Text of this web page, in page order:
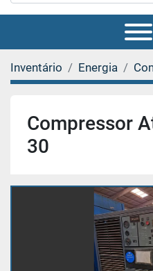
Inventário Energia
Compressor
30